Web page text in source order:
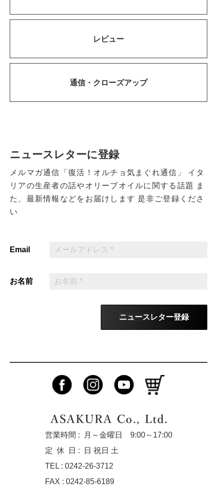
レビュー
通信・ クローズアップ
ニュースレターに登録
メルマガ通信「復活！オルチョ気まぐれ通信」
イタ
リアの生産者の話やオリーブオイルに関する話題
ま
た、最新情報などをお届けします 是非ご登録くださ
い
Email
お名前
ニュースレター登録
営業時間 :
月～金曜日 9:00～17:00
定休
日 :
日 祝日 土
TEL : 0242-26-3712
FAX : 0242-85-6189